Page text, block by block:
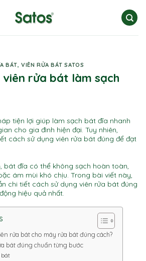
BÁT,VIÊN RỬA BÁT SATOS
viên rửa bát làm sạch
tiện lợi giúp làm sạch bát đĩa nhanh
cho gia đình hiện đại. Tuy nhiên,
cách sử dụng viên rửa bát đúng để đạt
bát đĩa có thể không sạch hoàn toàn,
ám mùi khó chịu. Trong bài viết này,
chi tiết cách sử dụng viên rửa bát đúng
hiệu quả nhất.
rửa bát cho máy rửa bát đúng cách?
bát đúng chuẩn từng bước
bát